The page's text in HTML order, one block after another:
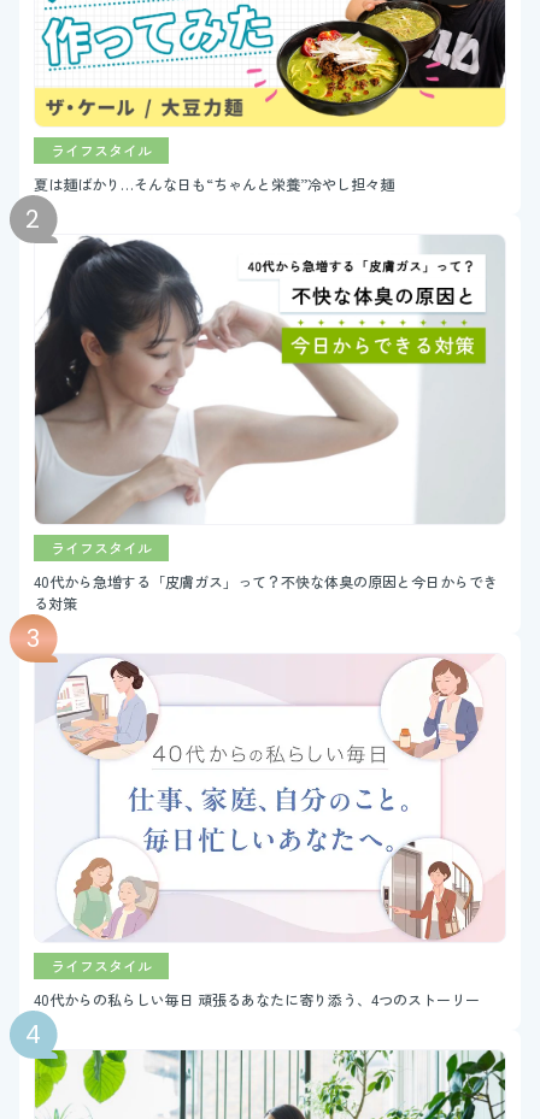
ライフスタイル
夏は麺ばかり…そんな日も“ちゃんと栄養”冷やし担々麺
ライフスタイル
40代から急増する「皮膚ガス」って？不快な体臭の原因と今日からでき
る対策
ライフスタイル
40代からの私らしい毎日 頑張るあなたに寄り添う、4つのストーリー